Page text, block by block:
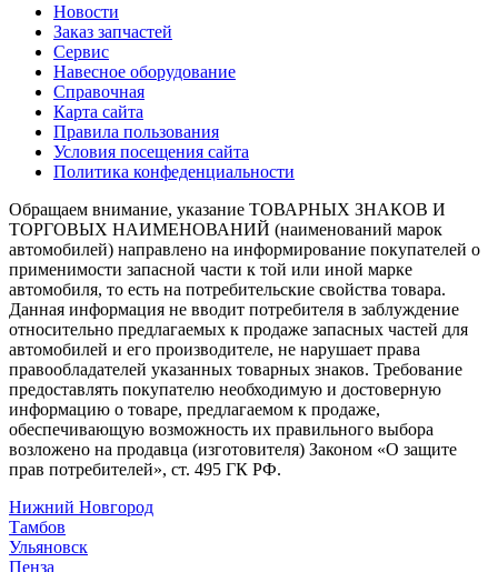
Новости
Заказ запчастей
Сервис
Навесное оборудование
Справочная
Карта сайта
Правила пользования
Условия посещения сайта
Политика конфеденциальности
Обращаем внимание, указание ТОВАРНЫХ ЗНАКОВ И
ТОРГОВЫХ НАИМЕНОВАНИЙ (наименований марок
автомобилей) направлено на информирование покупателей о
применимости запасной части к той или иной марке
автомобиля, то есть на потребительские свойства товара.
Данная информация не вводит потребителя в заблуждение
относительно предлагаемых к продаже запасных частей для
автомобилей и его производителе, не нарушает права
правообладателей указанных товарных знаков. Требование
предоставлять покупателю необходимую и достоверную
информацию о товаре, предлагаемом к продаже,
обеспечивающую возможность их правильного выбора
возложено на продавца (изготовителя) Законом «О защите
прав потребителей», ст. 495 ГК РФ.
Нижний Новгород
Тамбов
Ульяновск
Пенза